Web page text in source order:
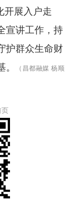
开展入户走
宣讲工作，持
护群众生命财
（昌都融媒 杨顺